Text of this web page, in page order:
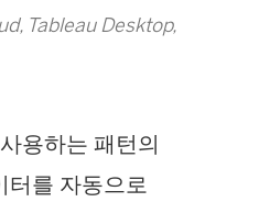
Tableau Desktop,
용하는 패턴의
터를 자동으로